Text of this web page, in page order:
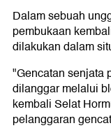
Dalam sebuah
pembukaan
dilakukan dalam
"Gencatan senjata
dilanggar melalui
kembali Selat
pelanggaran